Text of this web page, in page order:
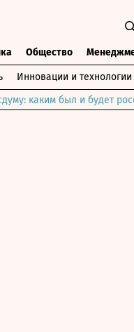
Общество
Инновации и технологии
каким был и будет